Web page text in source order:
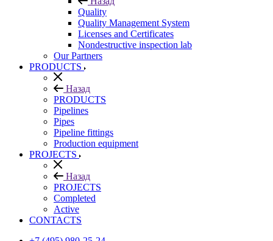
Quality
Quality Management System
Licenses and Certificates
Nondestructive inspection lab
Our Partners
PRODUCTS
Назад
PRODUCTS
Pipelines
Pipes
Pipeline fittings
Production equipment
PROJECTS
Назад
PROJECTS
Completed
Active
CONTACTS